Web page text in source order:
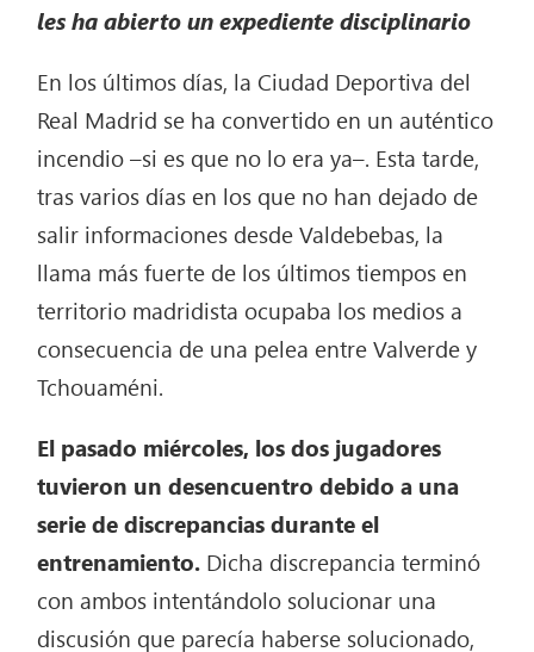
les ha abierto un expediente disciplinario
En los últimos días, la Ciudad Deportiva del
Real Madrid se ha convertido en un auténtico
incendio –si es que no lo era ya–. Esta tarde,
tras varios días en los que no han dejado de
salir informaciones desde Valdebebas, la
llama más fuerte de los últimos tiempos en
territorio madridista ocupaba los medios a
consecuencia de una pelea entre Valverde y
Tchouaméni.
El pasado miércoles, los dos jugadores
tuvieron un desencuentro debido a una
serie de discrepancias durante el
entrenamiento. Dicha discrepancia terminó
con ambos intentándolo solucionar una
discusión que parecía haberse solucionado,